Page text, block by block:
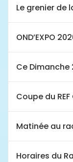
Le grenier de
OND’EXPO
Ce Dimanche
Coupe du
Matinée au
Horaires du